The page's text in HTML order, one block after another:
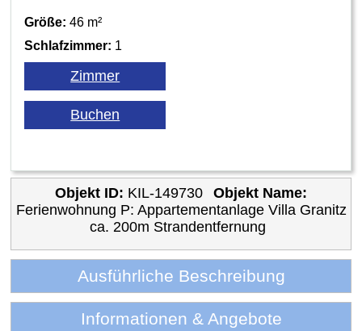
Größe: 46 m²
Schlafzimmer: 1
Objekt ID: KIL-149730
Objekt Name:
Ferienwohnung P: Appartementanlage Villa Granitz
ca. 200m Strandentfernung
Ausführliche Beschreibung
Informationen & Angebote